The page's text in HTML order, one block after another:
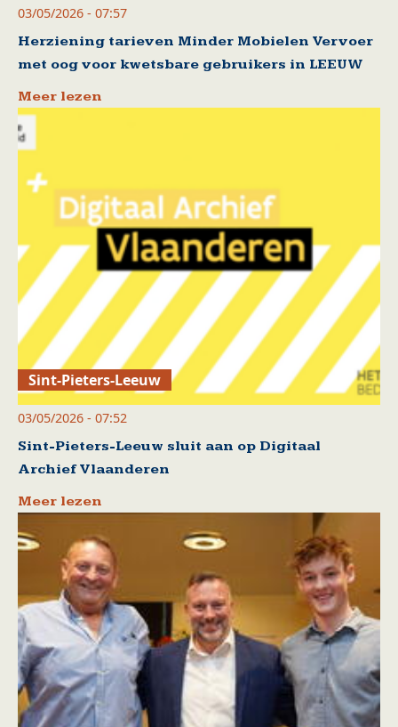
03/05/2026 - 07:57
Herziening tarieven Minder Mobielen Vervoer
met oog voor kwetsbare gebruikers in LEEUW
Meer lezen
Sint-Pieters-Leeuw
03/05/2026 - 07:52
Sint-Pieters-Leeuw sluit aan op Digitaal
Archief Vlaanderen
Meer lezen